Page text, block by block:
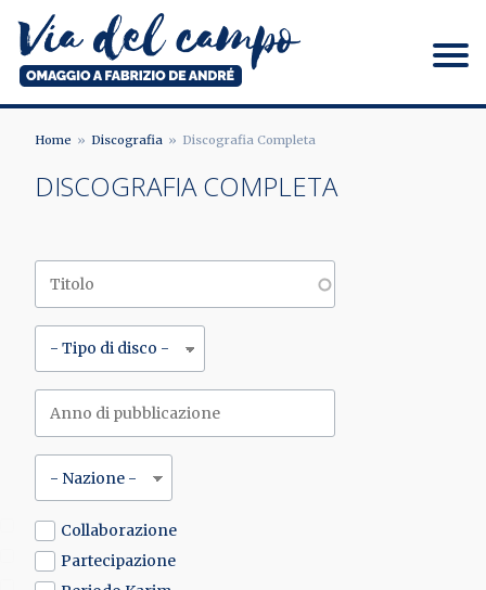
contenuto
principale
Via del campo
BRICIOLE
Home Discografia Discografia Completa
DISCOGRAFIA COMPLETA
Collaborazione
Partecipazione